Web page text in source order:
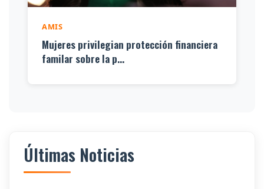
AMIS
Mujeres privilegian protección financiera
familar sobre la p...
Últimas Noticias